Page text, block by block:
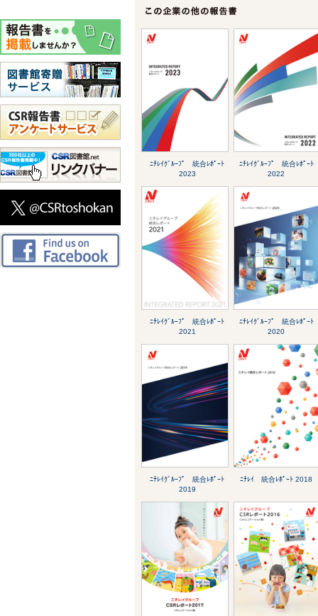
ﾆﾁﾚｲｸﾞﾙｰﾌﾟ 統合ﾚﾎﾟｰﾄ
2023
ﾆﾁﾚｲｸﾞﾙｰﾌﾟ 統合ﾚﾎﾟｰﾄ
2022
ﾆﾁﾚｲｸﾞﾙｰﾌﾟ 統合ﾚﾎﾟｰﾄ
2021
ﾆﾁﾚｲｸﾞﾙｰﾌﾟ 統合ﾚﾎﾟｰﾄ
2020
ﾆﾁﾚｲｸﾞﾙｰﾌﾟ 統合ﾚﾎﾟｰﾄ
2019
ﾆﾁﾚｲ 統合ﾚﾎﾟｰﾄ 2018